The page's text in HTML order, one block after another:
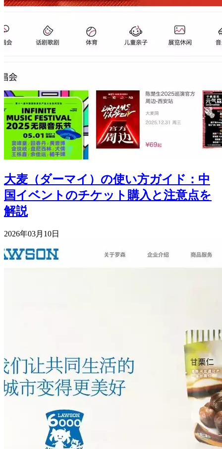
大麦（ダーマイ）の使い方ガイド：中
国イベントのチケット購入と注意点を
解説
2026年03月10日